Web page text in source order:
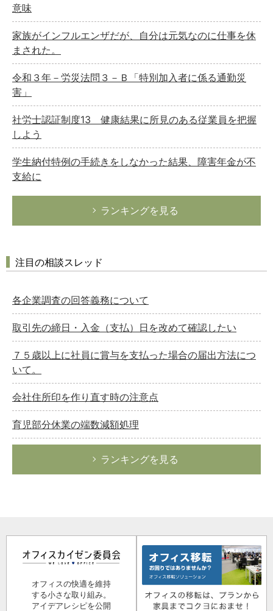
意味
家族がインフルエンザだが、自分は元気なのに仕事を休
まされた。
令和３年－労災法問３－Ｂ「特別加入者に係る通勤災
害」
社労士認証制度13 健康結果に所見のある従業員を把握
しよう
学生納付特例の手続きをしなかった結果、障害年金が不
支給に
ランキングを見る
注目の相談スレッド
各企業調査の回答義務について
取引先の締日・入金（支払）日を改めて確認したい
７５歳以上に社員に賞与を支払った場合の届出方法につ
いて。
会社住所印を作り直す時の注意点
育児部分休業の端数減額処理
ランキングを見る
オフィスの快適を維持
する小さな取り組み。
アイデアレシピを公開